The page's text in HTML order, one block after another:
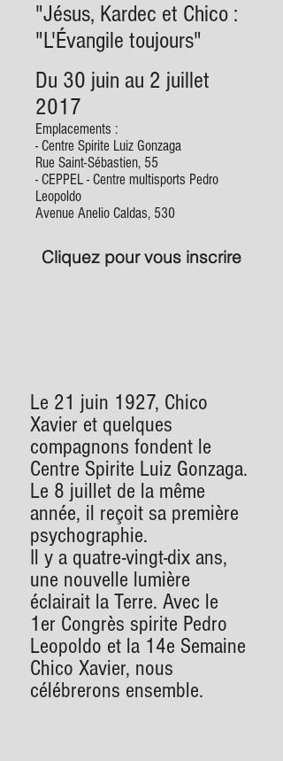
"Jésus, Kardec et Chico :
"L'Évangile toujours"
Du 30 juin au 2 juillet
2017
Emplacements :
- Centre Spirite Luiz Gonzaga
Rue Saint-Sébastien, 55
- CEPPEL - Centre multisports Pedro
Leopoldo
Avenue Anelio Caldas, 530
Cliquez pour vous inscrire
Le 21 juin 1927, Chico
Xavier et quelques
compagnons fondent le
Centre Spirite Luiz Gonzaga.
Le 8 juillet de la même
année, il reçoit sa première
psychographie.
Il y a quatre-vingt-dix ans,
une nouvelle lumière
éclairait la Terre. Avec le
1er Congrès spirite Pedro
Leopoldo et la 14e Semaine
Chico Xavier, nous
célébrerons ensemble.